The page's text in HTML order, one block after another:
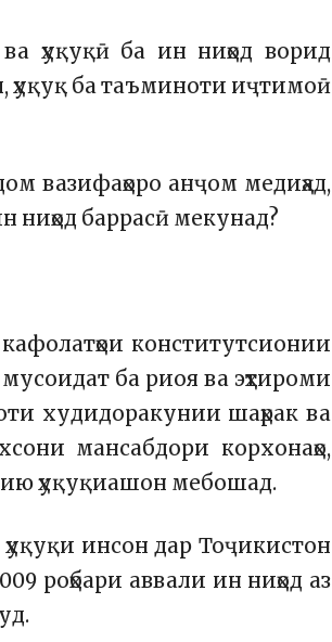
ҳуқуқӣ ба ин ниҳод ворид
ҳуқуқ ба таъминоти иҷтимоӣ
вазифаҳоро анҷом медиҳад,
ниҳод баррасӣ мекунад?
конститутсионии
ба риоя ва эҳтироми
худидоракунии шаҳрак ва
мансабдори корхонаҳо,
ҳуқуқиашон мебошад.
инсон дар Тоҷикистон
роҳбари аввали ин ниҳод аз